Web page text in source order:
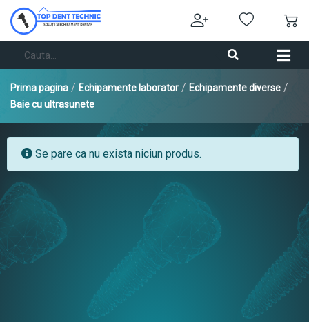
Prima pagina / Echipamente laborator / Echipamente diverse /
Baie cu ultrasunete
Se pare ca nu exista niciun produs.